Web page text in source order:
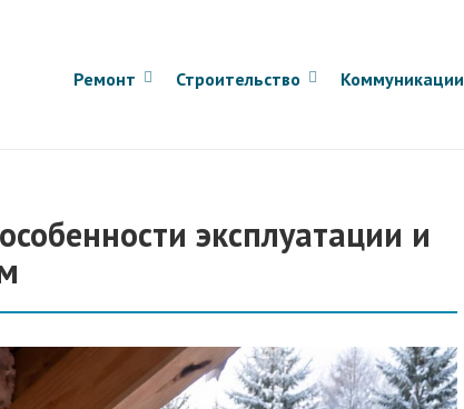
Ремонт Строительство Коммуникации
эксплуатации и